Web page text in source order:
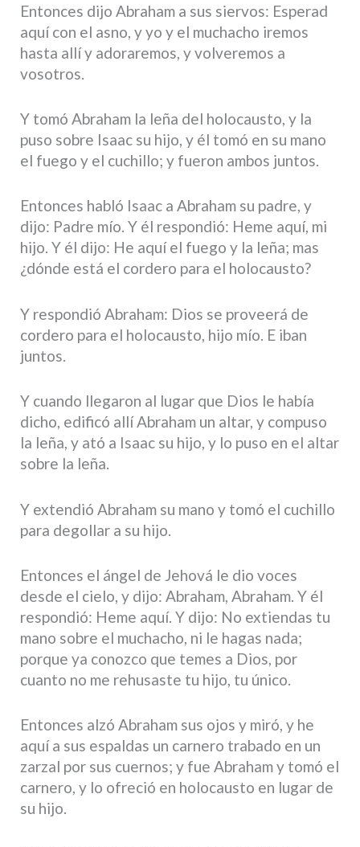
Entonces dijo Abraham a sus siervos: Esperad
aquí con el asno, y yo y el muchacho iremos
hasta allí y adoraremos, y volveremos a
vosotros.
Y tomó Abraham la leña del holocausto, y la
puso sobre Isaac su hijo, y él tomó en su mano
el fuego y el cuchillo; y fueron ambos juntos.
Entonces habló Isaac a Abraham su padre, y
dijo: Padre mío. Y él respondió: Heme aquí, mi
hijo. Y él dijo: He aquí el fuego y la leña; mas
¿dónde está el cordero para el holocausto?
Y respondió Abraham: Dios se proveerá de
cordero para el holocausto, hijo mío. E iban
juntos.
Y cuando llegaron al lugar que Dios le había
dicho, edificó allí Abraham un altar, y compuso
la leña, y ató a Isaac su hijo, y lo puso en el altar
sobre la leña.
Y extendió Abraham su mano y tomó el cuchillo
para degollar a su hijo.
Entonces el ángel de Jehová le dio voces
desde el cielo, y dijo: Abraham, Abraham. Y él
respondió: Heme aquí. Y dijo: No extiendas tu
mano sobre el muchacho, ni le hagas nada;
porque ya conozco que temes a Dios, por
cuanto no me rehusaste tu hijo, tu único.
Entonces alzó Abraham sus ojos y miró, y he
aquí a sus espaldas un carnero trabado en un
zarzal por sus cuernos; y fue Abraham y tomó el
carnero, y lo ofreció en holocausto en lugar de
su hijo.